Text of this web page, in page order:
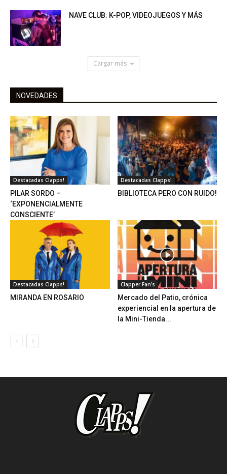
NAVE CLUB: K-POP, VIDEOJUEGOS Y MÁS
Cargar más
NOVEDADES
Destacadas Clapps!
PILAR SORDO –
‘EXPONENCIALMENTE
CONSCIENTE’
Destacadas Clapps!
BIBLIOTECA PERO CON RUIDO!
Destacadas Clapps!
MIRANDA EN ROSARIO
Clapper Fan's
Mercado del Patio, crónica
experiencial en la apertura de
la Mini-Tienda...